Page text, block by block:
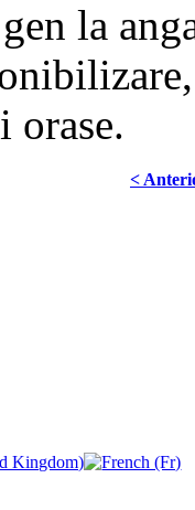
la
orase.
<